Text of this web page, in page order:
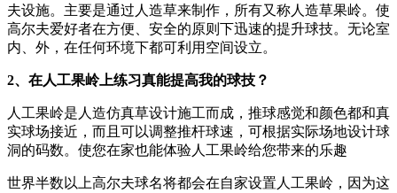
夫设施。主要是通过人造草来制作，所有又称人造草果岭。使
高尔夫爱好者在方便、安全的原则下迅速的提升球技。无论室
内、外，在任何环境下都可利用空间设立。
2、在人工果岭上练习真能提高我的球技？
人工果岭是人造仿真草设计施工而成，推球感觉和颜色都和真
实球场接近，而且可以调整推杆球速，可根据实际场地设计球
洞的码数。使您在家也能体验人工果岭给您带来的乐趣
世界半数以上高尔夫球名将都会在自家设置人工果岭，因为这